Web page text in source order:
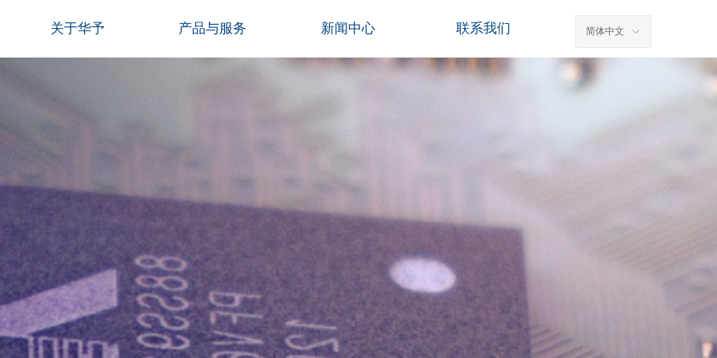
关于华予 产品与服务 新闻中心 联系我们 ꀅ
简体中文